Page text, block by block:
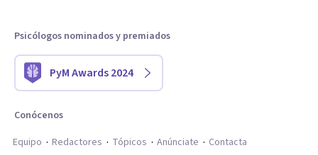
Psicólogos nominados y premiados
PyM Awards 2024
Conócenos
Equipo
Redactores Tópicos Anúnciate Contacta